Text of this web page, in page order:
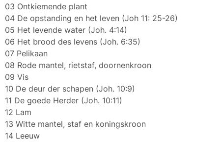
03 Ontkiemende plant
04 De opstanding en het leven (Joh 11: 25-26)
05 Het levende water (Joh. 4:14)
06 Het brood des levens (Joh. 6:35)
07 Pelikaan
08 Rode mantel, rietstaf, doornenkroon
09 Vis
10 De deur der schapen (Joh. 10:9)
11 De goede Herder (Joh. 10:11)
12 Lam
13 Witte mantel, staf en koningskroon
14 Leeuw